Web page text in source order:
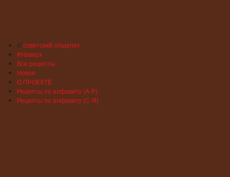
©советский общепит
#Наверх
Все рецепты
Новое
О ПРОЕКТЕ
Рецепты по алфавиту (А-Р)
Рецепты по алфавиту (С-Я)